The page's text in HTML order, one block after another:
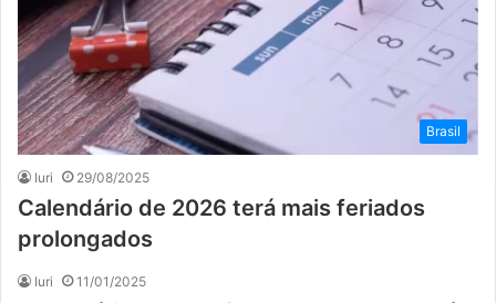
Brasil
Iuri 29/08/2025
Calendário de 2026 terá mais feriados
prolongados
Iuri 11/01/2025